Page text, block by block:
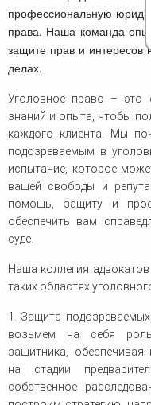
Видео ММКА
Для юридических лиц
Суды
профессиональную
права. Наша команда
защите прав и интересов
делах.
Уголовное право – это
знаний и опыта, чтобы
каждого клиента. Мы
подозреваемым в
испытание, которое
вашей свободы и
помощь, защиту и
обеспечить вам
суде.
Наша коллегия
таких областях
1. Защита
возьмем на себя
защитника,
на стадии
собственное